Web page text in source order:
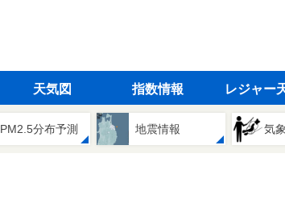
天気図 指数情報 レジャー
PM2.5分布予測 地震情報 気